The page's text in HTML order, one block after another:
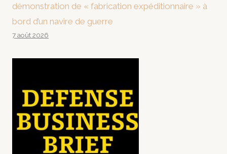
démonstration de « fabrication expéditionnaire » à
bord d’un navire de guerre
7 août 2026